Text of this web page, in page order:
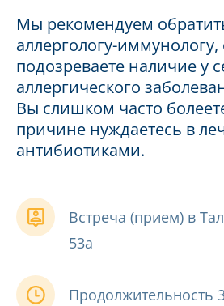
Мы рекомендуем
аллергологу-
подозреваете наличие у
аллергического
Вы слишком часто
причине нуждаетесь в
антибиотиками.
Встреча (прием) в
53а
Продолжительность